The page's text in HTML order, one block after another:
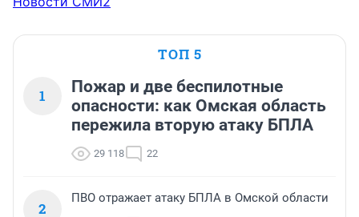
ТОП 5
1
Пожар и две беспилотные
опасности: как Омская область
пережила вторую атаку БПЛА
29 118 22
2
ПВО отражает атаку БПЛА в Омской области